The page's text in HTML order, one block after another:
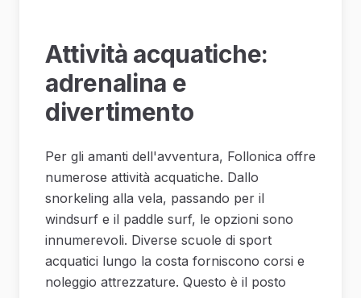
Attività acquatiche:
adrenalina e
divertimento
Per gli amanti dell'avventura, Follonica offre
numerose attività acquatiche. Dallo
snorkeling alla vela, passando per il
windsurf e il paddle surf, le opzioni sono
innumerevoli. Diverse scuole di sport
acquatici lungo la costa forniscono corsi e
noleggio attrezzature. Questo è il posto